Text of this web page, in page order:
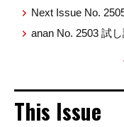
Next Issue No.
anan No. 2503 試
This Issue